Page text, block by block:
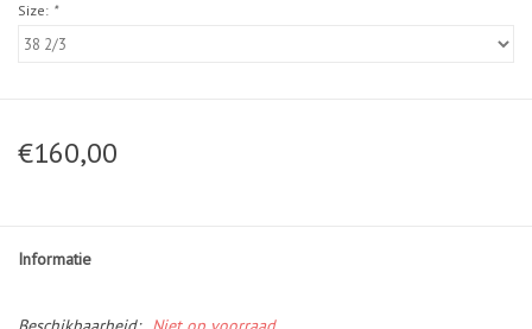
Size: *
€160,00
Informatie